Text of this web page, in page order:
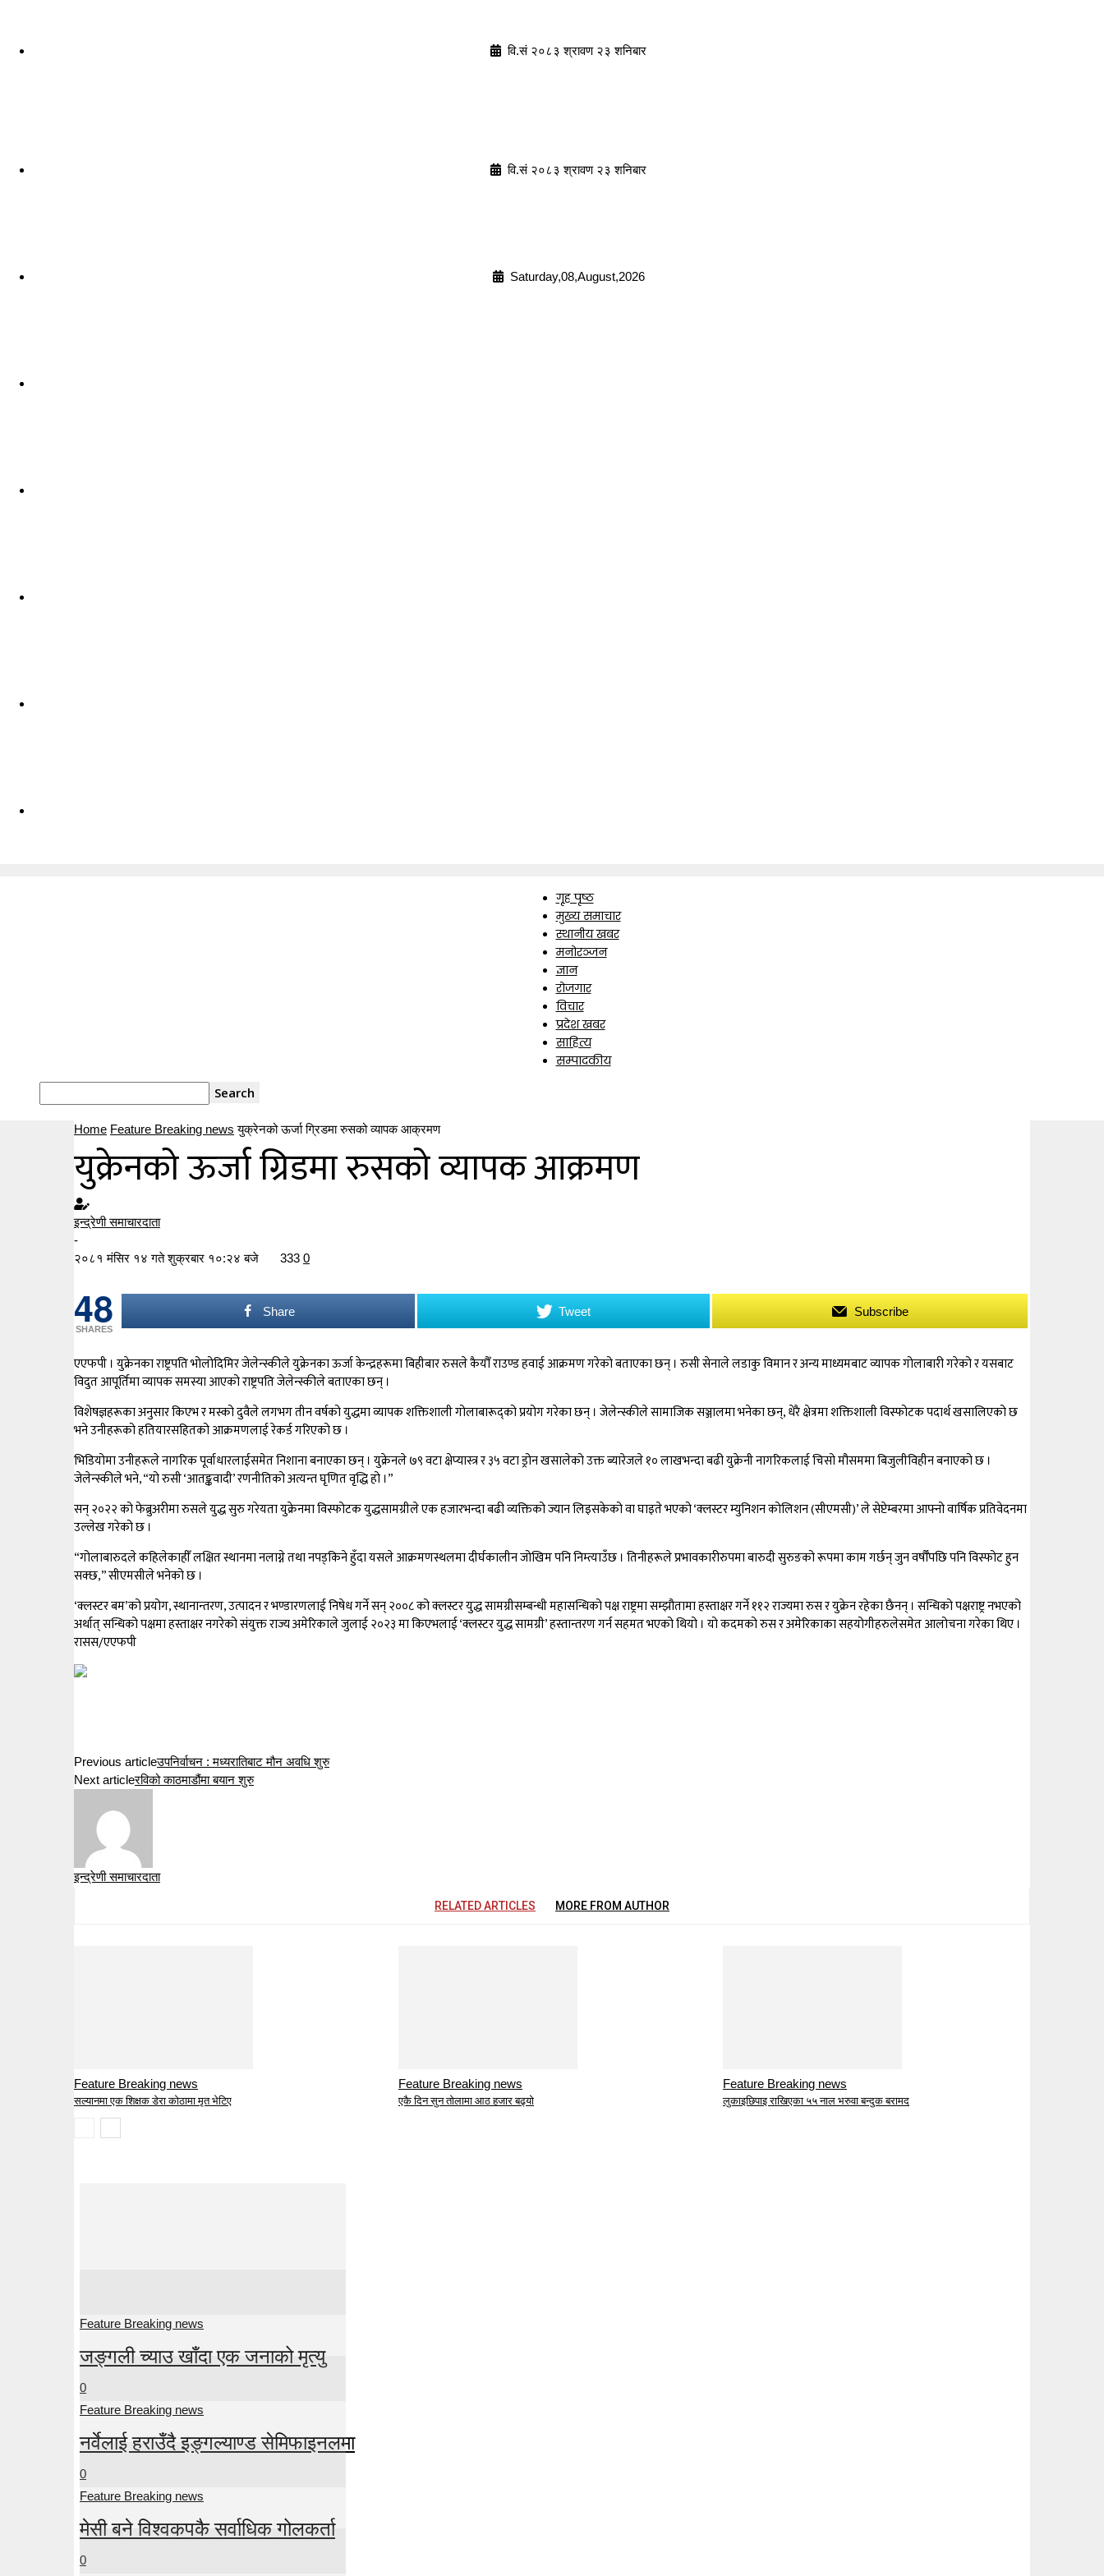
वि.सं २०८३ श्रावण २३ शनिबार
वि.सं २०८३ श्रावण २३ शनिबार
Saturday,08,August,2026
गृह पृष्ठ
मुख्य समाचार
स्थानीय खबर
मनोरञ्जन
ज्ञान
रोजगार
विचार
प्रदेश खबर
साहित्य
सम्पादकीय
Home Feature Breaking news युक्रेनको ऊर्जा ग्रिडमा रुसको व्यापक आक्रमण
युक्रेनको ऊर्जा ग्रिडमा रुसको व्यापक आक्रमण
इन्द्रेणी समाचारदाता
-
२०८१ मंसिर १४ गते शुक्रबार १०:२४ बजे
333 0
48
SHARES
Share Tweet Subscribe
एएफपी । युक्रेनका राष्ट्रपति भोलोदिमिर जेलेन्स्कीले युक्रेनका ऊर्जा केन्द्रहरूमा बिहीबार रुसले कैयौँ राउण्ड हवाई आक्रमण गरेको बताएका छन् । रुसी सेनाले लडाकु विमान र अन्य माध्यमबाट व्यापक गोलाबारी गरेको र यसबाट
विदुत आपूर्तिमा व्यापक समस्या आएको राष्ट्रपति जेलेन्स्कीले बताएका छन् ।
विशेषज्ञहरूका अनुसार किएभ र मस्को दुवैले लगभग तीन वर्षको युद्धमा व्यापक शक्तिशाली गोलाबारूद्को प्रयोग गरेका छन् । जेलेन्स्कीले सामाजिक सञ्जालमा भनेका छन्, धेरै क्षेत्रमा शक्तिशाली विस्फोटक पदार्थ खसालिएको छ
भने उनीहरूको हतियारसहितको आक्रमणलाई रेकर्ड गरिएको छ ।
भिडियोमा उनीहरूले नागरिक पूर्वाधारलाईसमेत निशाना बनाएका छन् । युक्रेनले ७९ वटा क्षेप्यास्त्र र ३५ वटा ड्रोन खसालेको उक्त ब्यारेजले १० लाखभन्दा बढी युक्रेनी नागरिकलाई चिसो मौसममा बिजुलीविहीन बनाएको छ ।
जेलेन्स्कीले भने, “यो रुसी ‘आतङ्कवादी’ रणनीतिको अत्यन्त घृणित वृद्धि हो ।”
सन् २०२२ को फेब्रुअरीमा रुसले युद्ध सुरु गरेयता युक्रेनमा विस्फोटक युद्धसामग्रीले एक हजारभन्दा बढी व्यक्तिको ज्यान लिइसकेको वा घाइते भएको ‘क्लस्टर म्युनिशन कोलिशन (सीएमसी)’ ले सेप्टेम्बरमा आफ्नो वार्षिक प्रतिवेदनमा
उल्लेख गरेको छ ।
“गोलाबारुदले कहिलेकाहीँ लक्षित स्थानमा नलाग्ने तथा नपड्किने हुँदा यसले आक्रमणस्थलमा दीर्घकालीन जोखिम पनि निम्त्याउँछ । तिनीहरूले प्रभावकारीरुपमा बारुदी सुरुङको रूपमा काम गर्छन् जुन वर्षौँपछि पनि विस्फोट हुन
सक्छ,” सीएमसीले भनेको छ ।
‘क्लस्टर बम’को प्रयोग, स्थानान्तरण, उत्पादन र भण्डारणलाई निषेध गर्ने सन् २००८ को क्लस्टर युद्ध सामग्रीसम्बन्धी महासन्धिको पक्ष राष्ट्रमा सम्झौतामा हस्ताक्षर गर्ने ११२ राज्यमा रुस र युक्रेन रहेका छैनन् । सन्धिको पक्षराष्ट्र नभएको
अर्थात् सन्धिको पक्षमा हस्ताक्षर नगरेको संयुक्त राज्य अमेरिकाले जुलाई २०२३ मा किएभलाई ‘क्लस्टर युद्ध सामग्री’ हस्तान्तरण गर्न सहमत भएको थियो । यो कदमको रुस र अमेरिकाका सहयोगीहरुलेसमेत आलोचना गरेका थिए ।
रासस/एएफपी
Previous articleउपनिर्वाचन : मध्यरातिबाट मौन अवधि शुरु
Next articleरविको काठमाडौंमा बयान शुरु
इन्द्रेणी समाचारदाता
RELATED ARTICLES MORE FROM AUTHOR
Feature Breaking news
सल्यानमा एक शिक्षक डेरा कोठामा मृत भेटिए
Feature Breaking news
एकै दिन सुन तोलामा आठ हजार बढ्यो
Feature Breaking news
लुकाइछिपाइ राखिएका ५५ नाल भरुवा बन्दुक बरामद
Feature Breaking news
जङ्गली च्याउ खाँदा एक जनाको मृत्यु
0
Feature Breaking news
नर्वेलाई हराउँदै इङ्गल्याण्ड सेमिफाइनलमा
0
Feature Breaking news
मेसी बने विश्वकपकै सर्वाधिक गोलकर्ता
0